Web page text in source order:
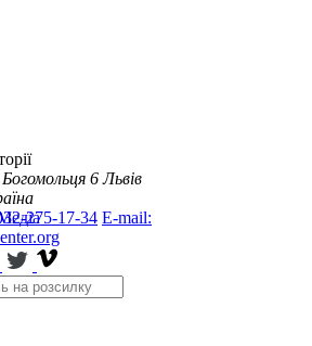
6 Львів
275-17-34 E-mail: